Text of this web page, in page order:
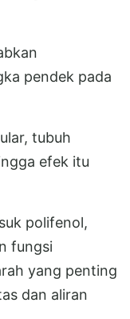
pendek pada
tubuh
efek itu
polifenol,
fungsi
yang penting
dan aliran